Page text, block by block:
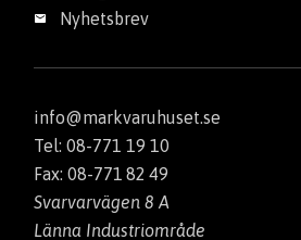
Nyhetsbrev
info@markvaruhuset.se
Tel: 08-771 19 10
Fax: 08-771 82 49
Svarvarvägen 8 A
Länna Industriområde